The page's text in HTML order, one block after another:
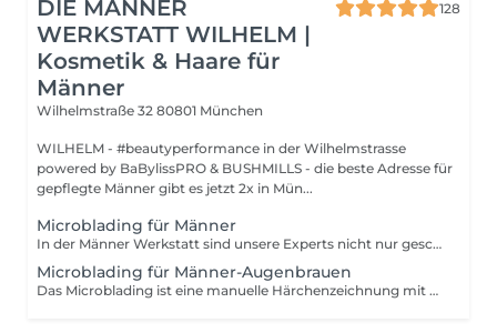
DIE MÄNNER
WERKSTATT WILHELM |
Kosmetik & Haare für
Männer
128
Wilhelmstraße 32 80801 München
WILHELM - #beautyperformance in der Wilhelmstrasse
powered by BaBylissPRO & BUSHMILLS - die beste Adresse für
gepflegte Männer gibt es jetzt 2x in Mün...
Microblading für Männer
In der Männer Werkstatt sind unsere Experts nicht nur geschult und zertifiziert - wir wissen um die Besonderheiten eurer Männerhaut. Deswegen sind wir die richtigen Ansprechpartner. Microblading ist eine dezente Art des Permanent-Make-ups, bei der mit sehr feinen Stichen die Augenbrauen korrigiert werden. Das Microblading ist eine manuelle Härchenzeichnung mit einem sterilen Blade. Hier werden manuell mit feinen Nadeln, den sogenannten Blades feine Augenbrauenhärchen gezeichnet. So können die Augenbrauen verdichtet, aufgefüllt oder komplett neu modelliert werden. Das Ergebnis: natürlich volle und symmetrische Augenbrauen. Microblading in der Männer Werkstatt: Bei uns echte Männersache Microblading gibt's jetzt auch für Männer? Na klar, und wie: In "Die Männer Werkstatt" könnt ihr euch eure Ausgenbrauen ganz nach euren Wünschen gestalten und formen lassen. Ob Nicolas Cage oder Sylvester Stallone, Microblading ist nicht nur bei den Hollywood Stars in den USA, sondern auch in München richtig in und angesagt. Ungeliebte Lücken, eine unwillkommene Narbe, lichte Brauen oder sehr geringes Haarwachstum sind ab jetzt Geschichte. Jedes einzeln gezeichnete Härchen wird so positioniert, dass sie der natürlichen Haarwuchsrichtung folgen. In zwei Terminen werden Dir täuschend echte Augenbrauen verpasst. 1. Termin Beratung mit ausführlichem Beratungsgespräch. Wir gehen auf Deine Wünsche, Deinen Typ und Deine Gesichtsform ein. Vorbereitung Vermessung der Augenbrauen nach dem goldenen Schnitt. Anzeichnung der Augenbrauen Farbauswahl Microblading - mit einer sterilen und hauchdünnen Klinge pigmentieren wir nun filigrane Härchen in die oberste Hautschicht Aftercare - Nachbehandlung Rund 40-60 Prozent der Farbpigmente verblassen nach der ersten Behandlung. Daher werden wir nach ca. vier Wochen in einem zweiten Termin die Härchenzeichnung. Je nach Typ ist evtl. noch ein dritter Termin notwendig. 2. Termin Besprechnung "Status quo" Vorbereitung Microblading Aftercare - Nachbehandlung 3. Termin bei Bedarf im Preis enthalten.
Microblading für Männer-Augenbrauen
Das Microblading ist eine manuelle Härchenzeichnung mit einem sterilen Blade. Hier werden manuell mit feinen Nadeln, den sogenannten Blades feine Augenbrauenhärchen gezeichnet. So können die Augenbrauen verdichtet, aufgefüllt oder komplett neu modelliert werden. Das Ergebnis: natürlich volle und symmetrische Augenbrauen. Microblading in der Männer Werkstatt: Bei uns echte Männersache Microblading gibt's jetzt auch für Männer? Na klar, und wie: In "Die Männer Werkstatt" könnt ihr euch eure Ausgenbrauen ganz nach euren Wünschen gestalten und formen lassen. Ob Nicolas Cage oder Sylvester Stallone, Microblading ist nicht nur bei den Hollywood Stars in den USA, sondern auch in München richtig in und angesagt. Ungeliebte Lücken, eine unwillkommene Narbe, lichte Brauen oder sehr geringes Haarwachstum sind ab jetzt Geschichte. Jedes einzeln gezeichnete Härchen wird so positioniert, dass sie der natürlichen Haarwuchsrichtung folgen. In zwei Terminen werden Dir täuschend echte Augenbrauen verpasst. 1. Termin Beratung mit ausführlichem Beratungsgespräch. Wir gehen auf Deine Wünsche, Deinen Typ und Deine Gesichtsform ein. Vorbereitung Vermessung der Augenbrauen nach dem goldenen Schnitt. Anzeichnung der Augenbrauen Farbauswahl Microblading - mit einer sterilen und hauchdünnen Klinge pigmentieren wir nun filigrane Härchen in die oberste Hautschicht Aftercare - Nachbehandlung Rund 40-60 Prozent der Farbpigmente verblassen nach der ersten Behandlung. Daher werden wir nach ca. vier Wochen in einem zweiten Termin die Härchenzeichnung. Je nach Typ ist evtl. noch ein dritter Termin notwendig. 2. Termin Besprechnung "Status quo" Vorbereitung Microblading Aftercare - Nachbehandlung 3. Termin bei Bedarf im Preis enthalten.